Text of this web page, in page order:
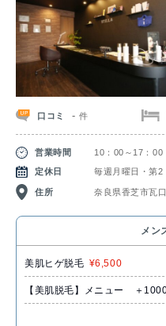
口コミ -件
営業時間
10：00～17：00
定休日
毎週月曜日・第2
住所 奈良県香芝市瓦
メン
美肌ヒゲ脱毛 ¥6,500
【美肌脱毛】メニュー ＋